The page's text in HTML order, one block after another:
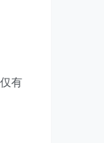
有